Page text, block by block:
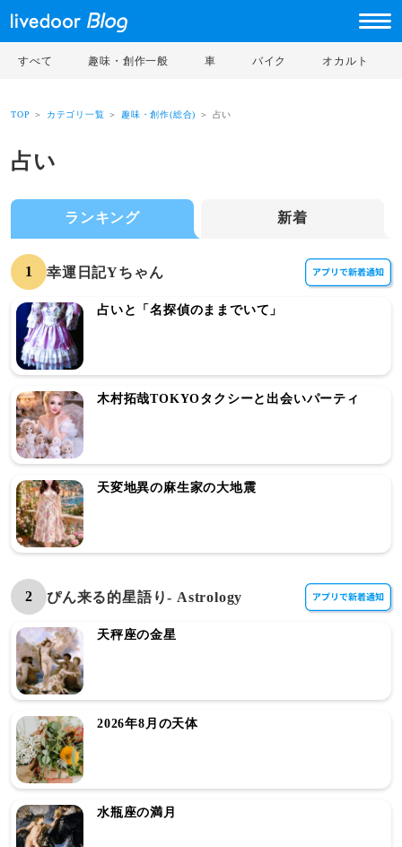
すべて 趣味・創作一般 車 バイク オカルト
TOP ＞ カテゴリ一覧 ＞趣味・創作(総合) ＞ 占い
占い
ランキング 新着
1 幸運日記Yちゃん
占いと「名探偵のままでいて」
木村拓哉TOKYOタクシーと出会いパーティ
天変地異の麻生家の大地震
2 ぴん来る的星語り- Astrology
天秤座の金星
2026年8月の天体
水瓶座の満月